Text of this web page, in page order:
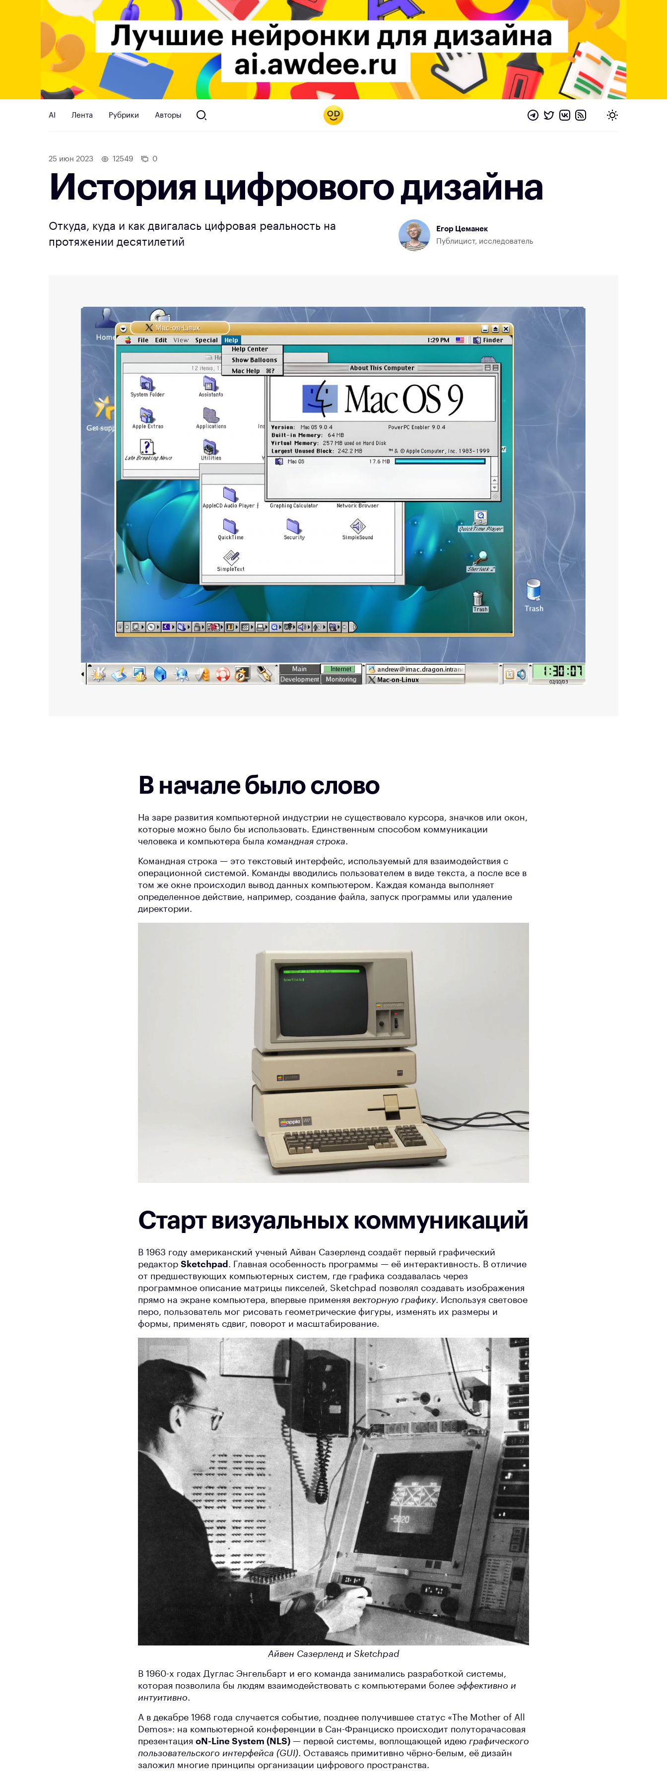
AI Лента Рубрики Авторы
25 июн 2023 12549 0
История цифрового дизайна
Откуда, куда и как двигалась цифровая реальность на
протяжении десятилетий
Егор Цеманек
Публицист, исследователь
В начале было слово
На заре развития компьютерной индустрии не существовало курсора, значков или окон,
которые можно было бы использовать. Единственным способом коммуникации
человека и компьютера была командная строка.
Командная строка — это текстовый интерфейс, используемый для взаимодействия с
операционной системой. Команды вводились пользователем в виде текста, а после все в
том же окне происходил вывод данных компьютером. Каждая команда выполняет
определенное действие, например, создание файла, запуск программы или удаление
директории.
Старт визуальных коммуникаций
В 1963 году американский ученый Айван Сазерленд создаёт первый графический
редактор Sketchpad . Главная особенность программы — её интерактивность. В отличие
от предшествующих компьютерных систем, где графика создавалась через
программное описание матрицы пикселей, Sketchpad позволял создавать изображения
прямо на экране компьютера, впервые применяя векторную графику. Используя световое
перо, пользователь мог рисовать геометрические фигуры, изменять их размеры и
формы, применять сдвиг, поворот и масштабирование.
Айвен Сазерленд и Sketchpad
В 1960-х годах Дуглас Энгельбарт и его команда занимались разработкой системы,
которая позволила бы людям взаимодействовать с компьютерами более эффективно и
интуитивно.
А в декабре 1968 года случается событие, позднее получившее статус «The Mother of All
Demos»: на компьютерной конференции в Сан-Франциско происходит полуторачасовая
презентация oN-Line System (NLS) — первой системы, воплощающей идею графического
пользовательского интерфейса (GUI). Оставаясь примитивно чёрно-белым, её дизайн
заложил многие принципы организации цифрового пространства.